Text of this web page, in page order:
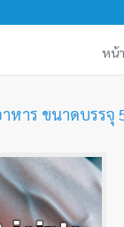
หน้
าร ขนาดบรรจุ